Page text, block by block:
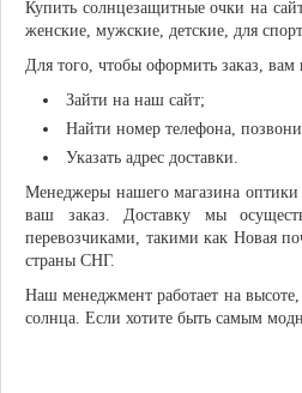
Купить солнцезащитные очки на
женские, мужские, детские, для
Для того, чтобы оформить заказ,
Зайти на наш сайт;
Найти номер телефона,
Указать адрес доставки.
Менеджеры нашего магазина оптики
ваш заказ. Доставку мы
перевозчиками, такими как Новая
страны СНГ.
Наш менеджмент работает на
солнца. Если хотите быть самым